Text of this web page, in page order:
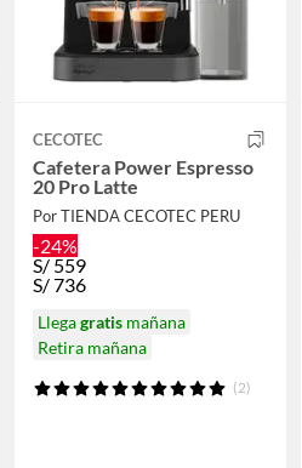
CECOTEC
Cafetera Power Espresso
20 Pro Latte
Por TIENDA CECOTEC PERU
-24%
S/ 559
S/736
Llegagratismañana
Retira mañana
(2)